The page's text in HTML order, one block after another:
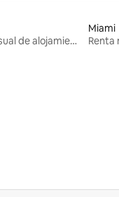
Renta mensual de alojamientos
Miami